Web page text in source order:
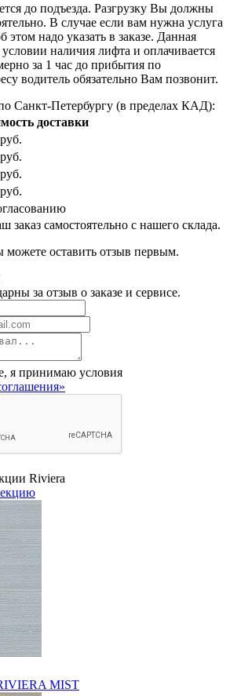
до подъезда. Разгрузку Вы должны
В случае если вам нужна услуга
этом надо указать в заказе. Данная
наличия лифта и оплачивается
за 1 час до прибытия по
водитель обязательно Вам позвонит.
Санкт-Петербургу (в пределах КАД):
доставки
заказ самостоятельно с нашего склада.
оставить отзыв первым.
за отзыв о заказе и сервисе.
я принимаю условия
Riviera
MIST